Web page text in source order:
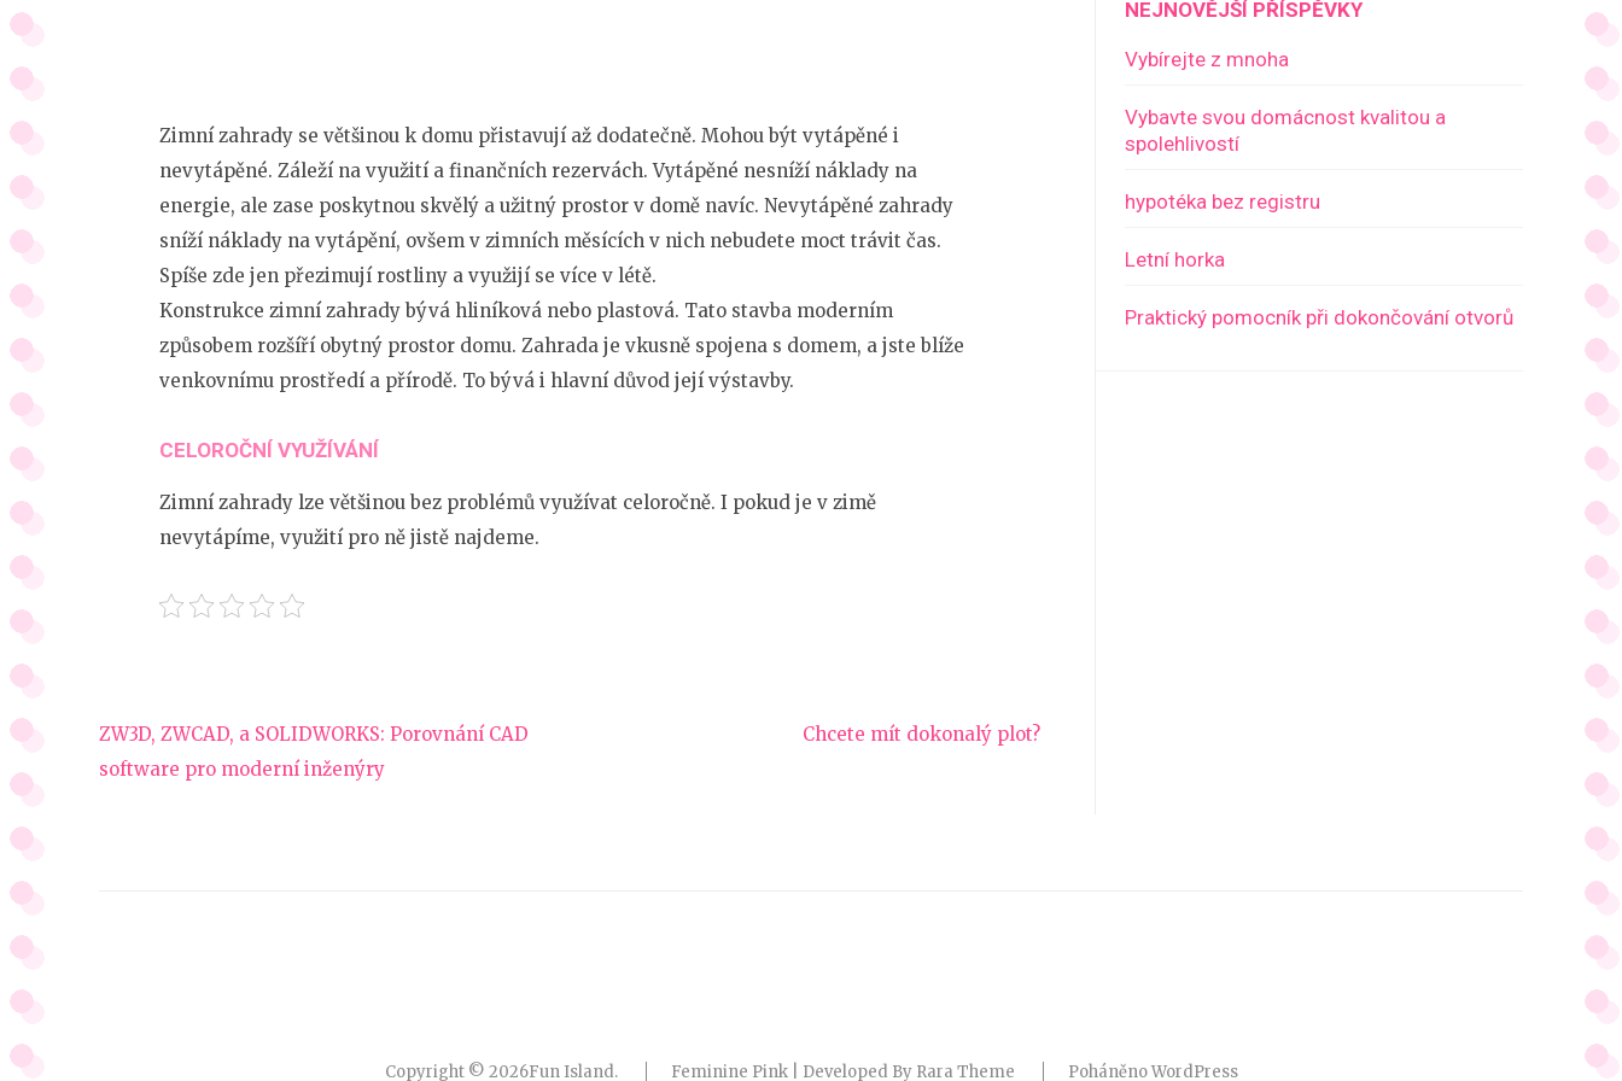
Zimní zahrady se většinou k domu přistavují až dodatečně. Mohou být vytápěné i
nevytápěné. Záleží na využití a finančních rezervách. Vytápěné nesníží náklady na
energie, ale zase poskytnou skvělý a užitný prostor v domě navíc. Nevytápěné zahrady
sníží náklady na vytápění, ovšem v zimních měsících v nich nebudete moct trávit čas.
Spíše zde jen přezimují rostliny a využijí se více v létě.
Konstrukce zimní zahradybývá hliníková nebo plastová. Tato stavba moderním
způsobem rozšíří obytný prostor domu. Zahrada je vkusně spojena s domem, a jste blíže
venkovnímu prostředí a přírodě. To bývá i hlavní důvod její výstavby.
CELOROČNÍ VYUŽÍVÁNÍ
Zimní zahrady lze většinou bez problémů využívat celoročně. I pokud je v zimě
nevytápíme, využití pro ně jistě najdeme.
Navigace
pro
ZW3D, ZWCAD, a SOLIDWORKS: Porovnání CAD
software pro moderní inženýry
Chcete mít dokonalý plot?
NEJNOVĚJŠÍ PŘÍSPĚVKY
Vybírejte z mnoha
Vybavte svou domácnost kvalitou a
spolehlivostí
hypotéka bez registru
Letní horka
Praktický pomocník při dokončování otvorů
Copyright © 2026Fun Island. Feminine Pink | Developed By Rara Theme PoháněnoWordPress